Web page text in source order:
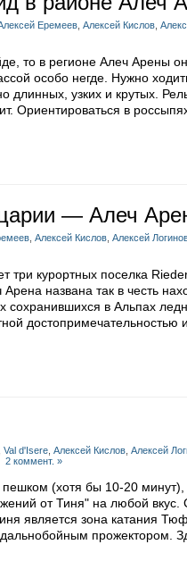
Еремеев Алексей Кислов
то в регионе Алеч Арены он
особо негде. Нужно
длинных, узких и крутых.
Ориентироваться в
— Алеч
Алексей Кислов Алексей
три курортных поселка
названа так в честь
в Альпах
достопримечательностью
Val d'Isere Алексей Кислов Алексей
2 коммент. »
пешком (хотя бы 10-20
от Тиня" на любой вкус.
является зона катания
прожектором.